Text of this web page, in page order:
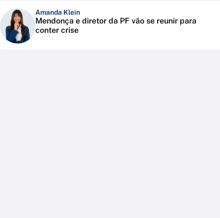
Amanda Klein
Mendonça e diretor da PF vão se reunir para
conter crise